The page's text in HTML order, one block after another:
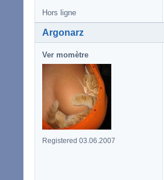
Hors ligne
Argonarz
Ver momètre
Registered 03.06.2007